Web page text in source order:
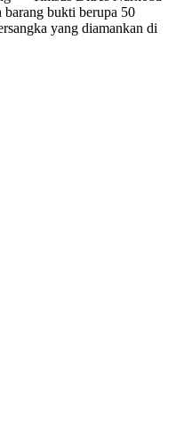
barang bukti berupa 50
yang diamankan di